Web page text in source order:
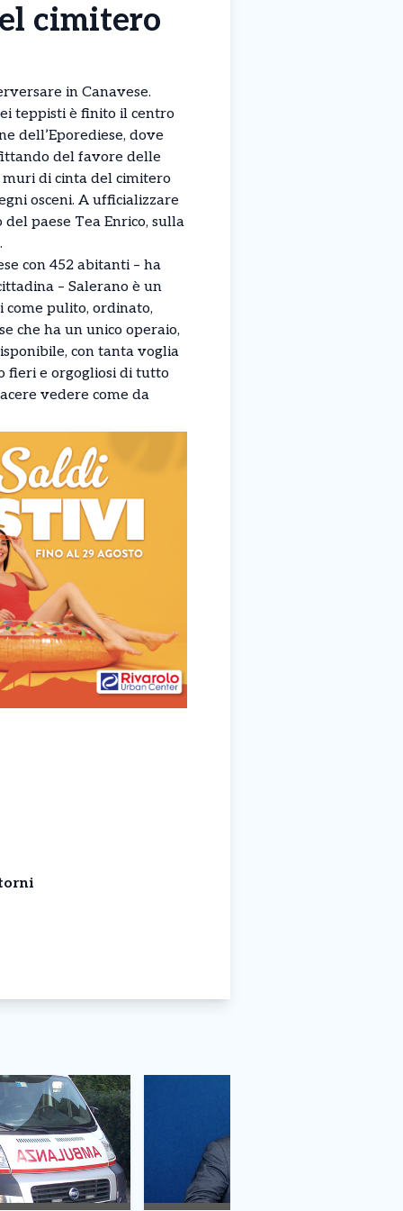
cimitero
in Canavese.
teppisti è finito il centro
dell’Eporediese, dove
del favore delle
di cinta del cimitero
osceni. A ufficializzare
paese Tea Enrico, sulla
con 452 abitanti – ha
– Salerano è un
come pulito, ordinato,
che ha un unico operaio,
con tanta voglia
fieri e orgogliosi di tutto
vedere come da